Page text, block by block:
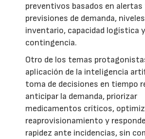
preventivos basados en
previsiones de demanda,
inventario, capacidad logística
contingencia.
Otro de los temas
aplicación de la inteligencia
toma de decisiones en tiempo
anticipar la demanda, priorizar
medicamentos críticos,
reaprovisionamiento y
rapidez ante incidencias, sin